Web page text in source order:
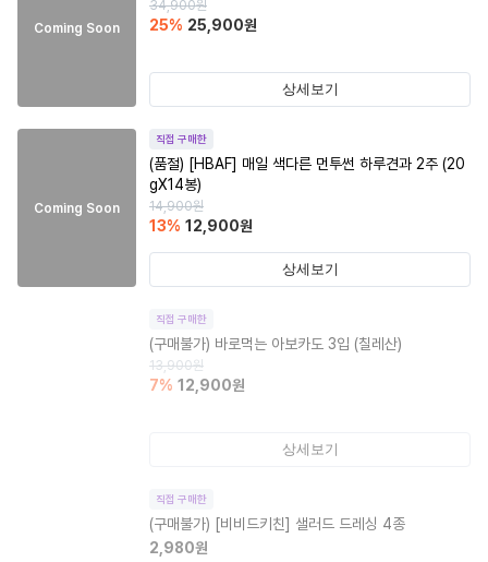
Coming Soon
34,900원
25% 25,900원
상세보기
Coming Soon
직접 구매한
(품절) [HBAF] 매일 색다른 먼투썬 하루견과 2주 (20
gX14봉)
14,900원
13% 12,900원
상세보기
직접 구매한
(구매불가) 바로먹는 아보카도 3입 (칠레산)
13,900원
7% 12,900원
상세보기
직접 구매한
(구매불가) [비비드키친] 샐러드 드레싱 4종
2,980원